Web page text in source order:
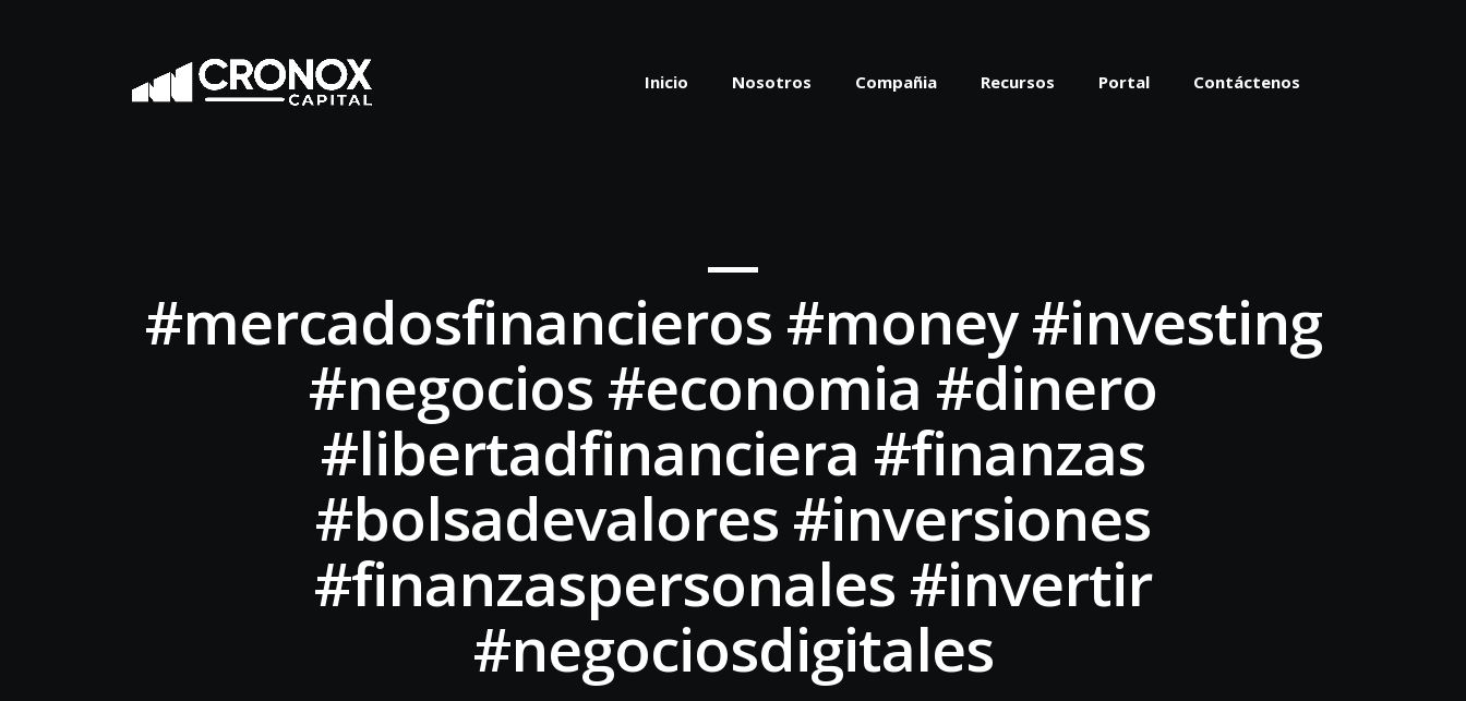
Inicio Nosotros Compañia Recursos Portal Contáctenos
#mercadosfinancieros #money #investing
#negocios #economia #dinero
#libertadfinanciera #finanzas
#bolsadevalores #inversiones
#finanzaspersonales #invertir
#negociosdigitales